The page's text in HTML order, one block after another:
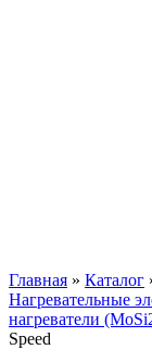
Главная » Каталог
Нагревательные
нагреватели
Speed